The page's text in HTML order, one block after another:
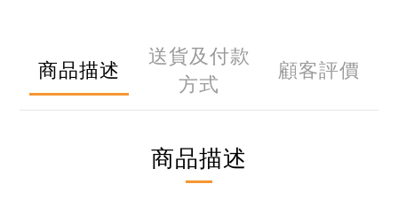
商品描述
送貨及付款
方式
顧客評價
商品描述